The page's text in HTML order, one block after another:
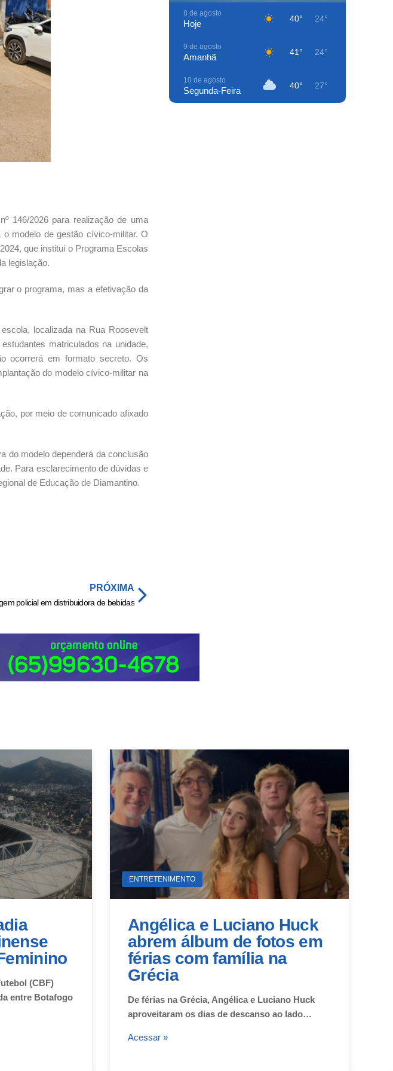
146/2026 para realização de uma
o modelo de gestão cívico-militar. O
que institui o Programa Escolas
legislação.
o programa, mas a efetivação da
localizada na Rua Roosevelt
matriculados na unidade,
ocorrerá em formato secreto. Os
do modelo cívico-militar na
por meio de comunicado afixado
do modelo dependerá da conclusão
Para esclarecimento de dúvidas e
de Educação de Diamantino.
PRÓXIMA
policial em distribuidora de bebidas
8 de agosto
Hoje 40° 24°
9 de agosto
Amanhã 41° 24°
10 de agosto
Segunda-Feira 40° 27°
(CBF)
entre Botafogo
ENTRETENIMENTO
Angélica e Luciano Huck
abrem álbum de fotos em
férias com família na
Grécia
De férias na Grécia, Angélica e Luciano Huck
aproveitaram os dias de descanso ao lado…
Acessar »